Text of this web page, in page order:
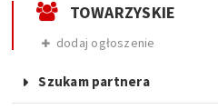
TOWARZYSKIE
dodaj ogłoszenie
Szukam partnera